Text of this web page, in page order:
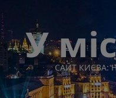
до
вмістуУ САЙТ КИЄВА: